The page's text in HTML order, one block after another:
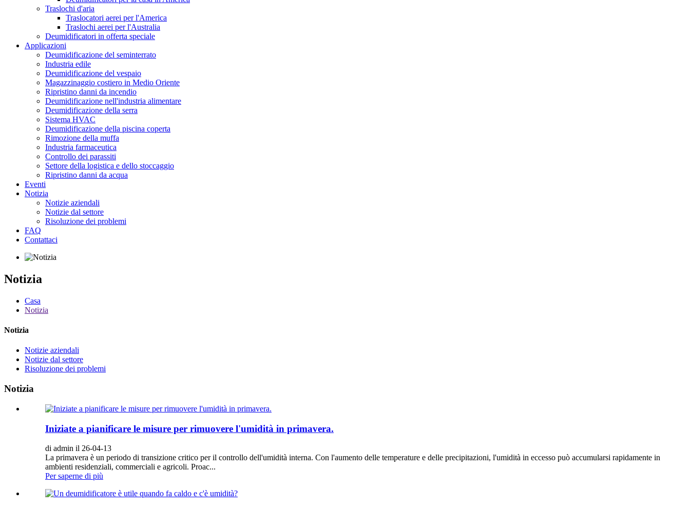
Traslochi d'aria
Traslocatori aerei per l'America
Traslochi aerei per l'Australia
Deumidificatori in offerta speciale
Applicazioni
Deumidificazione del seminterrato
Industria edile
Deumidificazione del vespaio
Magazzinaggio costiero in Medio Oriente
Ripristino danni da incendio
Deumidificazione nell'industria alimentare
Deumidificazione della serra
Sistema HVAC
Deumidificazione della piscina coperta
Rimozione della muffa
Industria farmaceutica
Controllo dei parassiti
Settore della logistica e dello stoccaggio
Ripristino danni da acqua
Eventi
Notizia
Notizie aziendali
Notizie dal settore
Risoluzione dei problemi
FAQ
Contattaci
Notizia
Casa
Notizia
Notizia
Notizie aziendali
Notizie dal settore
Risoluzione dei problemi
Notizia
Iniziate a pianificare le misure per rimuovere l'umidità in primavera.
di admin il 26-04-13
La primavera è un periodo di transizione critico per il controllo dell'umidità interna. Con l'aumento delle temperature e delle precipitazioni, l'umidità in eccesso può accumularsi rapidamente in
ambienti residenziali, commerciali e agricoli. Proac...
Per saperne di più